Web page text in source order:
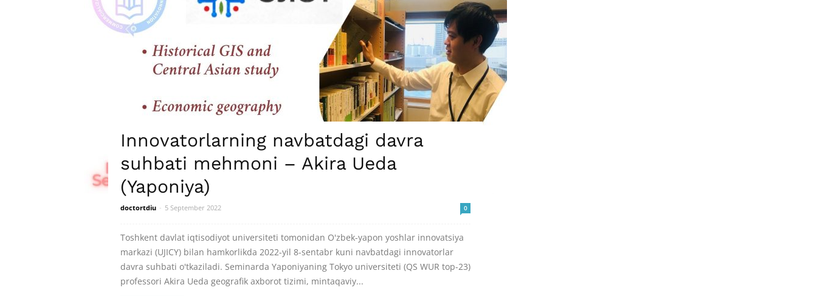
Innovatorlarning navbatdagi davra
suhbati mehmoni – Akira Ueda
(Yaponiya)
doctortdiu - 5 September 2022 0
Toshkent davlat iqtisodiyot universiteti tomonidan O'zbek-yapon yoshlar innovatsiya
markazi (UJICY) bilan hamkorlikda 2022-yil 8-sentabr kuni navbatdagi innovatorlar
davra suhbati o'tkaziladi. Seminarda Yaponiyaning Tokyo universiteti (QS WUR top-23)
professori Akira Ueda geografik axborot tizimi, mintaqaviy...